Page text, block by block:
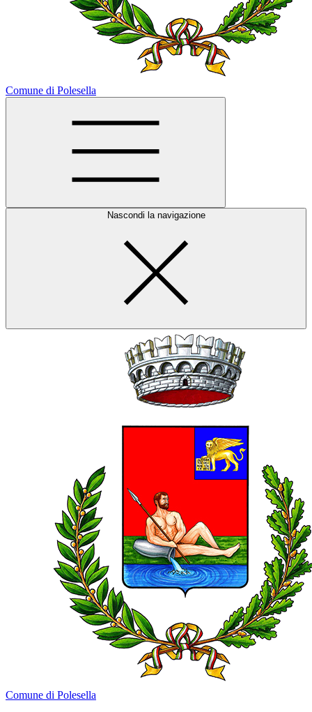
Comune di Polesella
Nascondi la navigazione
Comune di Polesella